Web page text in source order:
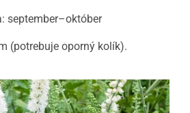
september–október
(potrebuje oporný kolík).